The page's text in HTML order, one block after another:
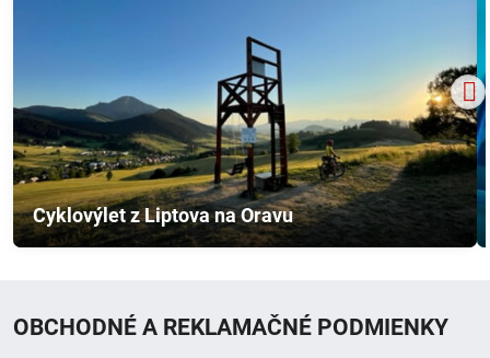
Cyklovýlet z Liptova na Oravu
OBCHODNÉ A REKLAMAČNÉ PODMIENKY